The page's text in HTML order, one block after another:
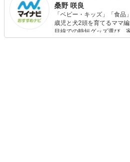
桑野 咲良
「ベビー・キッズ」「食
歳児と犬2頭を育てるママ
目線での時短グッズ選び、
食品選び、束の間のリラッ